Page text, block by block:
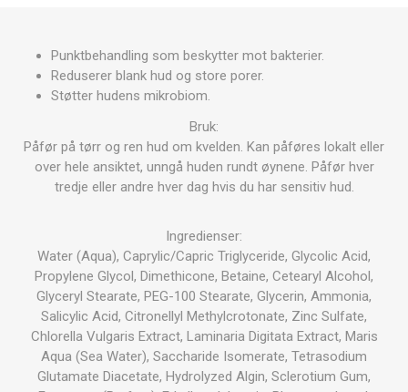
Punktbehandling som beskytter mot bakterier.
Reduserer blank hud og store porer.
Støtter hudens mikrobiom.
Bruk:
Påfør på tørr og ren hud om kvelden. Kan påføres lokalt eller
over hele ansiktet, unngå huden rundt øynene. Påfør hver
tredje eller andre hver dag hvis du har sensitiv hud.
Ingredienser:
Water (Aqua), Caprylic/Capric Triglyceride, Glycolic Acid,
Propylene Glycol, Dimethicone, Betaine, Cetearyl Alcohol,
Glyceryl Stearate, PEG-100 Stearate, Glycerin, Ammonia,
Salicylic Acid, Citronellyl Methylcrotonate, Zinc Sulfate,
Chlorella Vulgaris Extract, Laminaria Digitata Extract, Maris
Aqua (Sea Water), Saccharide Isomerate, Tetrasodium
Glutamate Diacetate, Hydrolyzed Algin, Sclerotium Gum,